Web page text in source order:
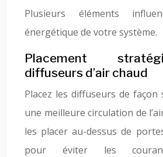
Plusieurs éléments
énergétique de votre système.
Placement
diffuseurs d’air chaud
Placez les diffuseurs de
une meilleure circulation de
les placer au-dessus de
pour éviter les